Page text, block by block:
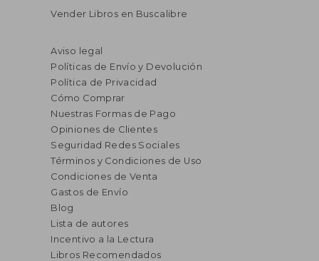
Vender Libros en Buscalibre
Aviso legal
Políticas de Envío y Devolución
Política de Privacidad
Cómo Comprar
Nuestras Formas de Pago
Opiniones de Clientes
Seguridad Redes Sociales
Términos y Condiciones de Uso
Condiciones de Venta
Gastos de Envío
Blog
Lista de autores
Incentivo a la Lectura
Libros Recomendados